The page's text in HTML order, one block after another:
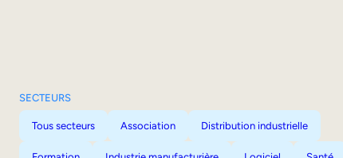
SECTEURS
Tous secteurs Association Distribution industrielle